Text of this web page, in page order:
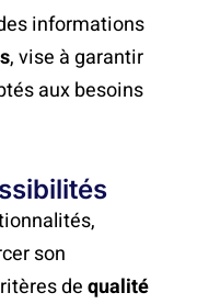
informations
, vise à garantir
aux besoins
son
dequalité